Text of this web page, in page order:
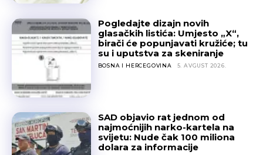
Pogledajte dizajn novih
glasačkih listića: Umjesto „X“,
birači će popunjavati kružiće; tu
su i uputstva za skeniranje
BOSNA I HERCEGOVINA 5. AVGUST 2026.
SAD objavio rat jednom od
najmoćnijih narko-kartela na
svijetu: Nude čak 100 miliona
dolara za informacije